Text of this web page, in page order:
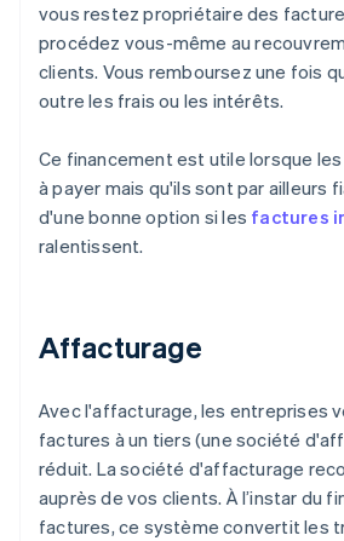
vous restez propriétaire des
procédez vous-même au
clients. Vous remboursez une fois
outre les frais ou les intérêts.
Ce financement est utile lorsque
à payer mais qu'ils sont par ailleurs
d'une bonne option si les factures
ralentissent.
Affacturage
Avec l'affacturage, les entreprises
factures à un tiers (une société
réduit. La société d'affacturage
auprès de vos clients. À l’instar du
factures, ce système convertit les